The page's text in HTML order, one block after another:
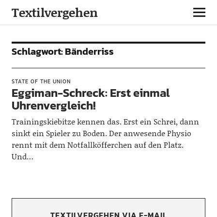
Textilvergehen
Schlagwort:Bänderriss
STATE OF THE UNION
Eggiman-Schreck: Erst einmal
Uhrenvergleich!
Trainingskiebitze kennen das. Erst ein Schrei, dann
sinkt ein Spieler zu Boden. Der anwesende Physio
rennt mit dem Notfallköfferchen auf den Platz.
Und…